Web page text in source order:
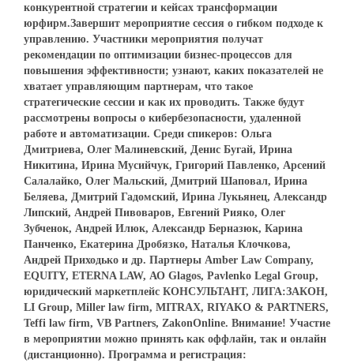
конкурентной стратегии и кейсах трансформации
юрфирм.Завершит мероприятие сессия о гибком подходе к
управлению. Участники мероприятия получат
рекомендации по оптимизации бизнес-процессов для
повышения эффективности; узнают, каких показателей не
хватает управляющим партнерам, что такое
стратегические сессии и как их проводить. Также будут
рассмотрены вопросы о кибербезопасности, удаленной
работе и автоматизации. Среди спикеров: Ольга
Дмитриева, Олег Малиневский, Денис Бугай, Ирина
Никитина, Ирина Мусийчук, Григорий Павленко, Арсений
Салалайко, Олег Мальский, Дмитрий Шаповал, Ирина
Беляева, Дмитрий Гадомский, Ирина Лукьянец, Александр
Липский, Андрей Пивоваров, Евгений Рияко, Олег
Зубченок, Андрей Илюк, Александр Берназюк, Карина
Панченко, Екатерина Дробязко, Наталья Клочкова,
Андрей Приходько и др. Партнеры Amber Law Company,
EQUITY, ETERNA LAW, АО Glagos, Pavlenko Legal Group,
юридический маркетплейс КОНСУЛЬТАНТ, ЛИГА:ЗАКОН,
LI Group, Miller law firm, MITRAX, RIYAKO & PARTNERS,
Teffi law firm, VB Partners, ZakonOnline. Внимание! Участие
в мероприятии можно принять как оффлайн, так и онлайн
(дистанционно). Программа и регистрация: